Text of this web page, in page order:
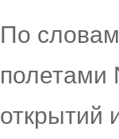
По
полетами
открытий